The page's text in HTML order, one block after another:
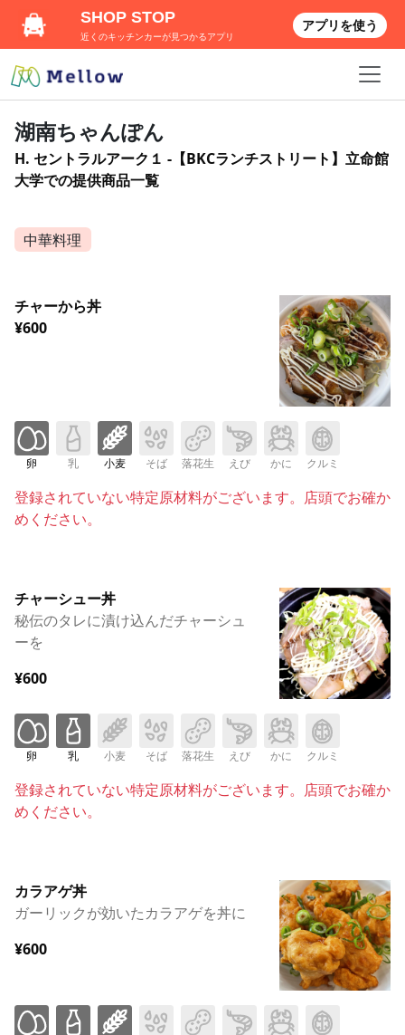
湖南ちゃんぽん
H. セントラルアーク１ -【BKCランチストリート】立命館
大学での提供商品一覧
中華料理
チャーから丼
¥600
卵 乳 小麦 そば 落花生 えび かに クルミ
登録されていない特定原材料がございます。店頭でお確か
めください。
チャーシュー丼
秘伝のタレに漬け込んだチャーシュ
ーを
¥600
卵 乳 小麦 そば 落花生 えび かに クルミ
登録されていない特定原材料がございます。店頭でお確か
めください。
カラアゲ丼
ガーリックが効いたカラアゲを丼に
¥600
SHOP STOP
近くのキッチンカーが見つかるアプリ
アプリを使う